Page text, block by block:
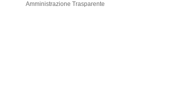
Amministrazione Trasparente